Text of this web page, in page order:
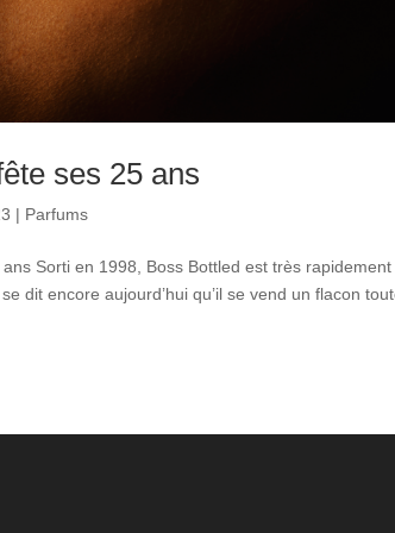
ses 25 ans
| Parfums
Sorti en 1998, Boss Bottled est très
dit encore aujourd’hui qu’il se vend un flacon